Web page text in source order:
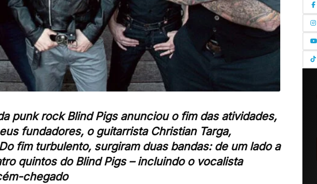
punk rock Blind Pigs anunciou o fim das atividades,
fundadores, o guitarrista Christian Targa,
fim turbulento, surgiram duas bandas: de um lado a
quintos do Blind Pigs – incluindo o vocalista
chegado